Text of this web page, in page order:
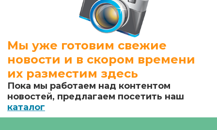
Мы уже готовим свежие
новости и в скором времени
их разместим здесь
Пока мы работаем над контентом
новостей, предлагаем посетить наш
каталог